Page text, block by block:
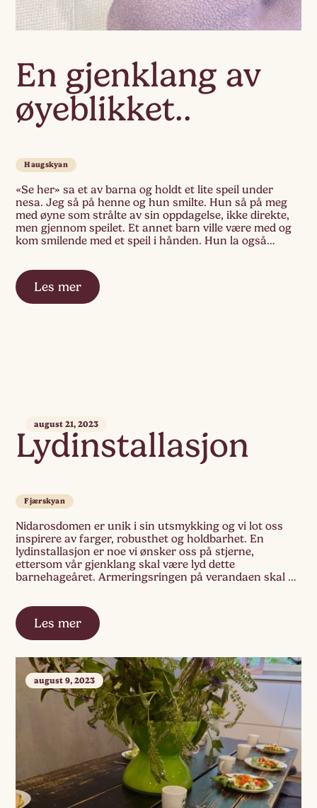
En gjenklang av
øyeblikket..
Haugskyan
«Se her» sa et av barna og holdt et lite speil under
nesa. Jeg så på henne og hun smilte. Hun så på meg
med øyne som strålte av sin oppdagelse, ikke direkte,
men gjennom speilet. Et annet barn ville være med og
kom smilende med et speil i hånden. Hun la også
Les mer
Lydinstallasjon
august 21, 2023
Fjærskyan
Nidarosdomen er unik i sin utsmykking og vi lot oss
inspirere av farger, robusthet og holdbarhet. En
lydinstallasjon er noe vi ønsker oss på stjerne,
ettersom vår gjenklang skal være lyd dette
barnehageåret. Armeringsringen på verandaen skal vi
Les mer
august 9, 2023